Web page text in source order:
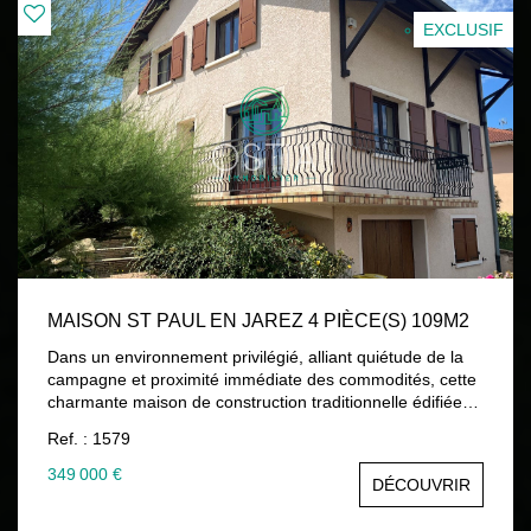
sont disponibles sur le site Géorisques :
www.georisques.gouv.fr
EXCLUSIF
MAISON ST PAUL EN JAREZ 4 PIÈCE(S) 109M2
Dans un environnement privilégié, alliant quiétude de la
campagne et proximité immédiate des commodités, cette
charmante maison de construction traditionnelle édifiée
vie. Dès l'entrée, vous découvrirez une atmosphère
chaleureuse et lumineuse. La cuisine contemporaine,
récemment rénovée et entièrement équipée, s'ouvre sur
Ref. : 1579
349 000 €
DÉCOUVRIR